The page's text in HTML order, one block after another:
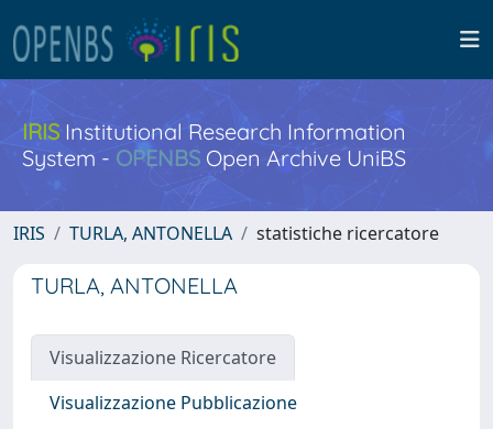
IRISInstitutional Research Information
System - OPENBS Open Archive UniBS
IRIS TURLA, ANTONELLA statistiche ricercatore
TURLA, ANTONELLA
Visualizzazione Ricercatore
Visualizzazione Pubblicazione